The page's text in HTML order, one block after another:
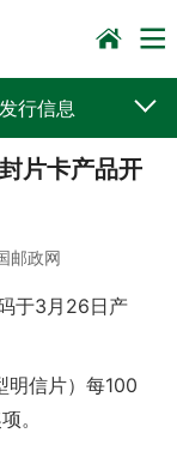
行信息
公开
片卡产品开
邮政网
于3月26日产
信片）每100
。